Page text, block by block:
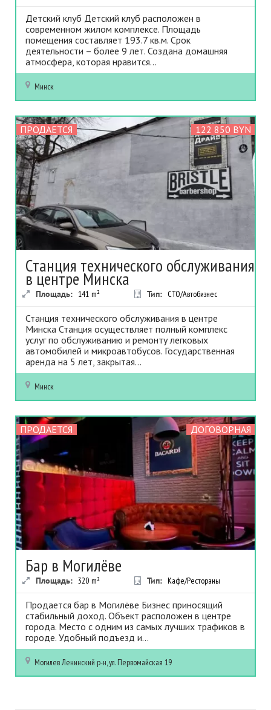
Детский клуб Детский клуб расположен в
современном жилом комплексе. Площадь
помещения составляет 193.7 кв.м. Срок
деятельности – более 9 лет. Создана домашняя
атмосфера, которая нравится...
Минск
ПРОДАЕТСЯ 122 850 BYN
Станция технического обслуживания
в центре Минска
Площадь: 141 m² Тип: СТО/Автобизнес
Станция технического обслуживания в центре
Минска Станция осуществляет полный комплекс
услуг по обслуживанию и ремонту легковых
автомобилей и микроавтобусов. Государственная
аренда на 5 лет, закрытая...
Минск
ПРОДАЕТСЯ ДОГОВОРНАЯ
Бар в Могилёве
Площадь: 320 m² Тип: Кафе/Рестораны
Продается бар в Могилёве Бизнес приносящий
стабильный доход. Объект расположен в центре
города. Место с одним из самых лучших трафиков в
городе. Удобный подъезд и...
МогилевЛенинский р-н, ул. Первомайская 19